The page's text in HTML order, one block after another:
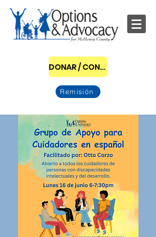
DONAR / CONVERTIRSE EN PATROCINADOR
Remisión